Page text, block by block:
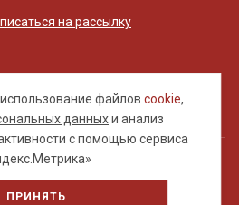
файловcookie,
данныхи анализ
с помощью сервиса
ПРИНЯТЬ
на рассылку
публичной
данных